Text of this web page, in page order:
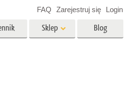
Sklep Blog
FAQ Zarejestruj się Login